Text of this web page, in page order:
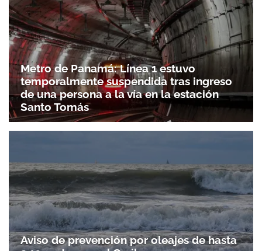
Metro de Panamá: Línea 1 estuvo
temporalmente suspendida tras ingreso
de una persona a la vía en la estación
Santo Tomás
Aviso de prevención por oleajes de hasta